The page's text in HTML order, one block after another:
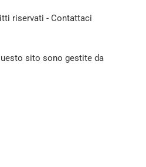
riservati - Contattaci
sito sono gestite da